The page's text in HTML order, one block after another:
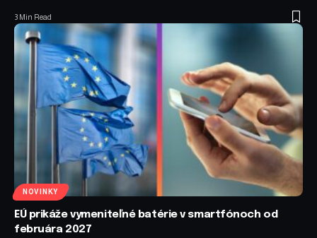
3 Min Read
NOVINKY
EÚ prikáže vymeniteľné batérie v smartfónoch od
februára 2027